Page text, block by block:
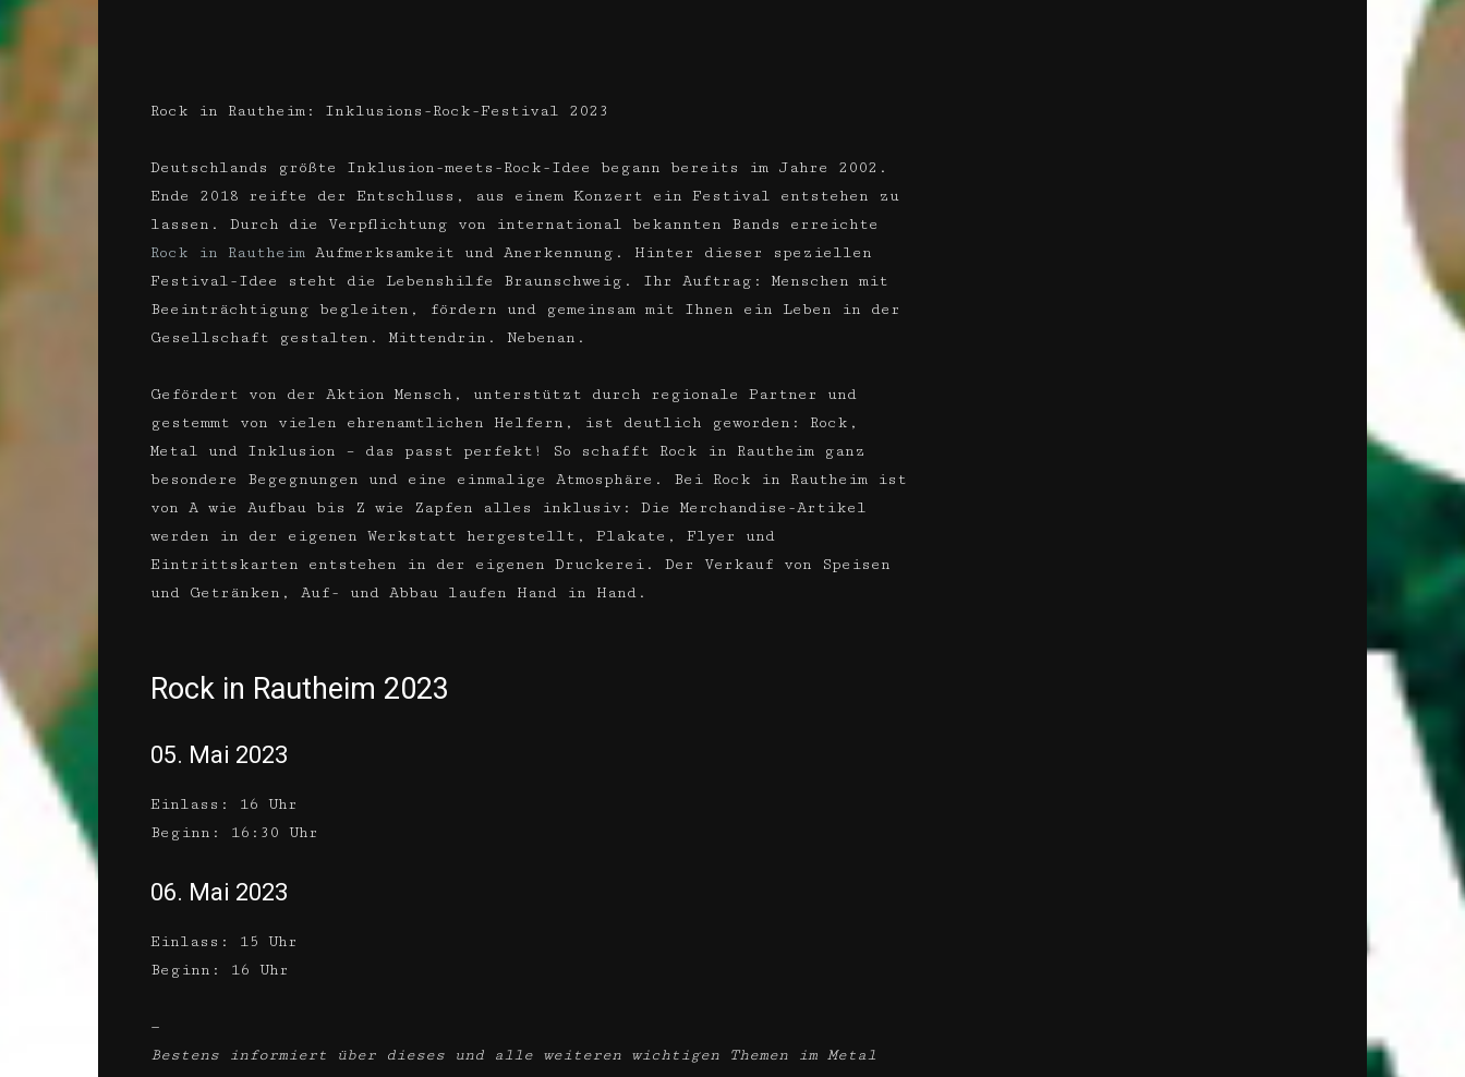
Rock in Rautheim: Inklusions-Rock-Festival 2023
Deutschlands größte Inklusion-meets-Rock-Idee begann bereits im Jahre 2002.
Ende 2018 reifte der Entschluss, aus einem Konzert ein Festival entstehen zu
lassen. Durch die Verpflichtung von international bekannten Bands erreichte
Rock in Rautheim Aufmerksamkeit und Anerkennung. Hinter dieser speziellen
Festival-Idee steht die Lebenshilfe Braunschweig. Ihr Auftrag: Menschen mit
Beeinträchtigung begleiten, fördern und gemeinsam mit Ihnen ein Leben in der
Gesellschaft gestalten. Mittendrin. Nebenan.
Gefördert von der Aktion Mensch, unterstützt durch regionale Partner und
gestemmt von vielen ehrenamtlichen Helfern, ist deutlich geworden: Rock,
Metal und Inklusion – das passt perfekt! So schafft Rock in Rautheim ganz
besondere Begegnungen und eine einmalige Atmosphäre. Bei Rock in Rautheim ist
von A wie Aufbau bis Z wie Zapfen alles inklusiv: Die Merchandise-Artikel
werden in der eigenen Werkstatt hergestellt, Plakate, Flyer und
Eintrittskarten entstehen in der eigenen Druckerei. Der Verkauf von Speisen
und Getränken, Auf- und Abbau laufen Hand in Hand.
Rock in Rautheim 2023
05. Mai 2023
Einlass: 16 Uhr
Beginn: 16:30 Uhr
06. Mai 2023
Einlass: 15 Uhr
Beginn: 16 Uhr
—
Bestens informiert über dieses und alle weiteren wichtigen Themen im Metal